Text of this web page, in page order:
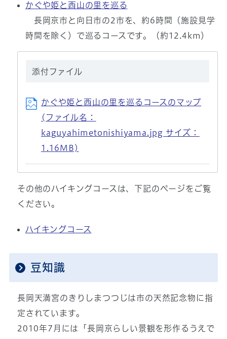
かぐや姫と西山の里を巡る
長岡京市と向日市の2市を、約6時間（施設見学
時間を除く）で巡るコースです。（約12.4km）
添付ファイル
かぐや姫と西山の里を巡るコースのマップ
(ファイル名：
kaguyahimetonishiyama.jpg サイズ：
1.16MB)
その他のハイキングコースは、下記のページをご覧
ください。
ハイキングコース
豆知識
長岡天満宮のきりしまつつじは市の天然記念物に指
定されています。
2010年7月には「長岡京らしい景観を形作るうえで